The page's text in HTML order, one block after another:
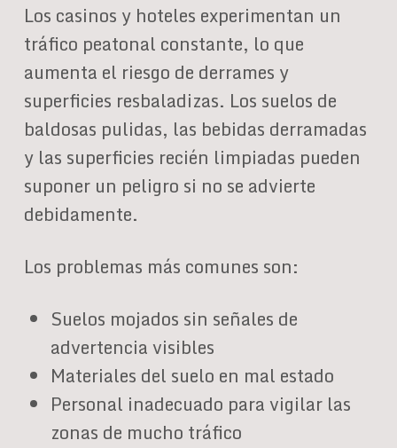
Los casinos y hoteles experimentan un
tráfico peatonal constante, lo que
aumenta el riesgo de derrames y
superficies resbaladizas. Los suelos de
baldosas pulidas, las bebidas derramadas
y las superficies recién limpiadas pueden
suponer un peligro si no se advierte
debidamente.
Los problemas más comunes son:
Suelos mojados sin señales de
advertencia visibles
Materiales del suelo en mal estado
Personal inadecuado para vigilar las
zonas de mucho tráfico